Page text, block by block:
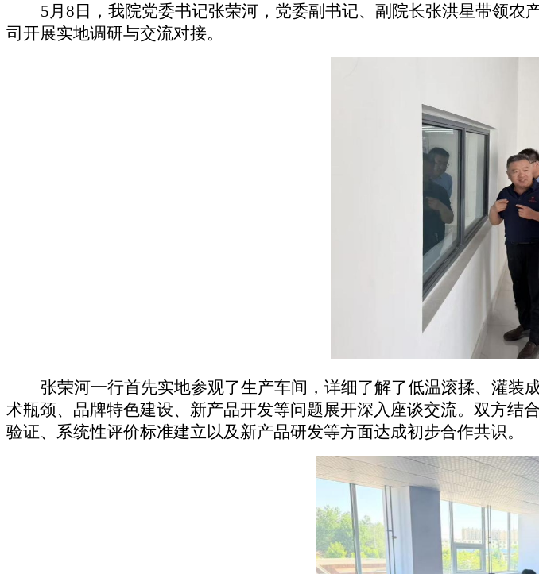
5月8日，我院党委书记张荣河，党委副书记、副院长张洪星带领
司开展实地调研与交流对接。
张荣河一行首先实地参观了生产车间，详细了解了低温滚揉、灌
术瓶颈、品牌特色建设、新产品开发等问题展开深入座谈交流。双方
验证、系统性评价标准建立以及新产品研发等方面达成初步合作共识。